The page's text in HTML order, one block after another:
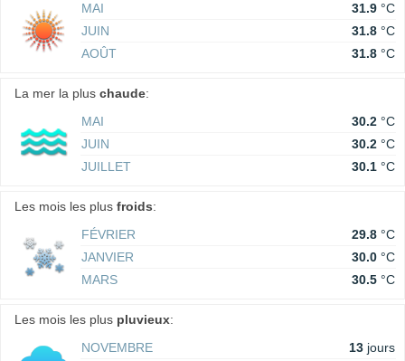
MAI
31.9 °C
JUIN
31.8 °C
AOÛT
31.8 °C
La mer la plus chaude:
MAI
30.2 °C
JUIN
30.2 °C
JUILLET
30.1 °C
Les mois les plus froids:
FÉVRIER
29.8 °C
JANVIER
30.0 °C
MARS
30.5 °C
Les mois les plus pluvieux:
NOVEMBRE
13 jours